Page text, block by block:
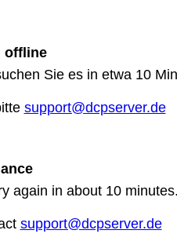
offline
Sie es in etwa 10
support@dcpserver.de
again in about 10 minutes.
support@dcpserver.de